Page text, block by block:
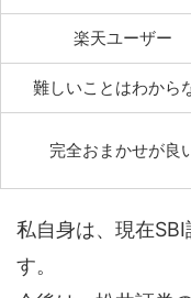
楽天ユーザー
難しいことはわから
完全おまかせが良
私自身は、現在
す。